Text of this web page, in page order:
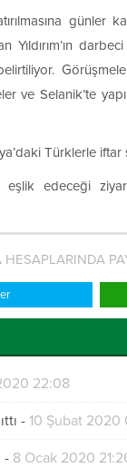
günler
Yıldırım’ın
ve Selanik’te
Türklerle
eşlik edeceği
22:08
- 10 Şubat 2020
- 8 Ocak 2020